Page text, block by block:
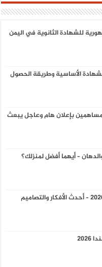
للشهادة الثانوية في اليمن
الأساسية وطريقة الحصول
بإعلان هام وعاجل يبعث
– أيهما أفضل لمنزلك؟
ديكورات منازل حديثة 2026 – أحدث الأفكار والتصاميم